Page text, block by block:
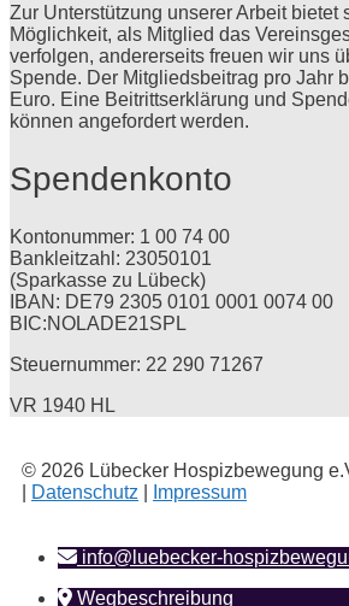
Zur Unterstützung unserer Arbeit bietet
Möglichkeit, als Mitglied das
verfolgen, andererseits freuen wir uns
Spende. Der Mitgliedsbeitrag pro Jahr
Euro. Eine Beitrittserklärung und
können angefordert werden.
Spendenkonto
Kontonummer: 1 00 74 00
Bankleitzahl: 23050101
(Sparkasse zu Lübeck)
IBAN: DE79 2305 0101 0001 0074 00
BIC:NOLADE21SPL
Steuernummer: 22 290 71267
VR 1940 HL
© 2026 Lübecker Hospizbewegung
Datenschutz Impressum
info@luebecker-
Wegbeschreibung